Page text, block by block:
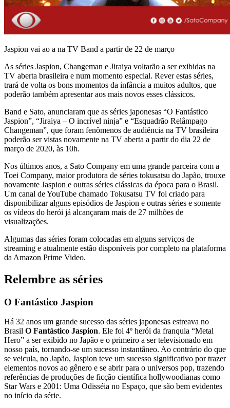
Jaspion vai ao a na TV Band a partir de 22 de março
As séries Jaspion, Changeman e Jiraiya voltarão a ser exibidas na
TV aberta brasileira e num momento especial. Rever estas séries,
trará de volta os bons momentos da infância a muitos adultos, que
poderão também apresentar aos mais novos esses clássicos.
Band e Sato, anunciaram que as séries japonesas “O Fantástico
Jaspion”, “Jiraiya – O incrível ninja” e “Esquadrão Relâmpago
Changeman”, que foram fenômenos de audiência na TV brasileira
poderão ser vistas novamente na TV aberta a partir do dia 22 de
março de 2020, às 10h.
Nos últimos anos, a Sato Company em uma grande parceira com a
Toei Company, maior produtora de séries tokusatsu do Japão, trouxe
novamente Jaspion e outras séries clássicas da época para o Brasil.
Um canal de YouTube chamado Tokusatsu TV foi criado para
disponibilizar alguns episódios de Jaspion e outras séries e somente
os vídeos do herói já alcançaram mais de 27 milhões de
visualizações.
Algumas das séries foram colocadas em alguns serviços de
streaming e atualmente estão disponíveis por completo na plataforma
da Amazon Prime Video.
Relembre as séries
O Fantástico Jaspion
Há 32 anos um grande sucesso das séries japonesas estreava no
Brasil O Fantástico Jaspion. Ele foi 4º herói da franquia “Metal
Hero” a ser exibido no Japão e o primeiro a ser televisionado em
nosso país, tornando-se um sucesso instantâneo. Ao contrário do que
se veicula, no Japão, Jaspion teve um sucesso significativo por trazer
elementos novos ao gênero e se abrir para o universos pop, trazendo
referências de produções de ficção científica hollywoodianas como
Star Wars e 2001: Uma Odisséia no Espaço, que são bem evidentes
no início da série.